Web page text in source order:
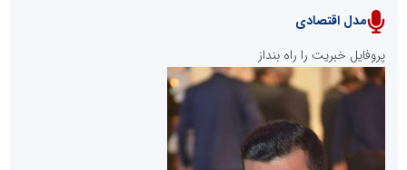
پایگاه خبری نهضت ملی مسکن
مدل اقتصادی
پروفایل خبریت را راه بنداز